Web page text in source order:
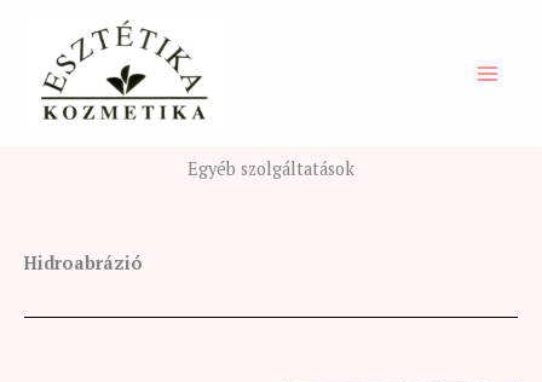
content
Egyéb szolgáltatások
Hidroabrázió